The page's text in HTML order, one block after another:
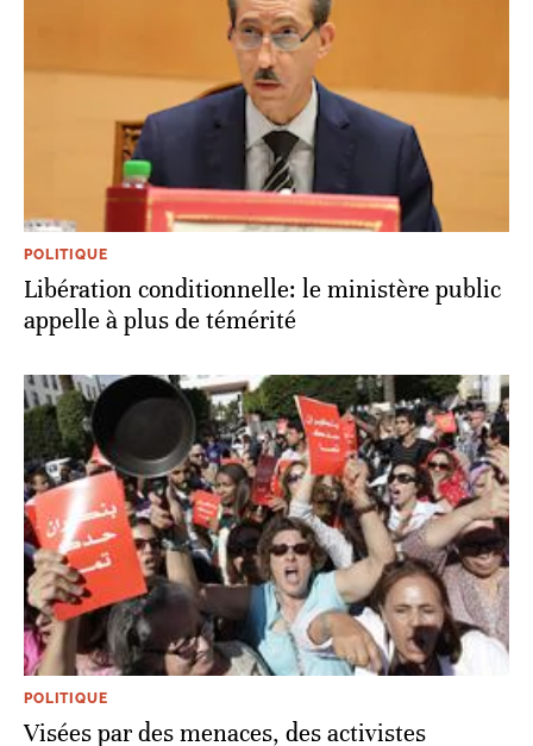
POLITIQUE
Libération conditionnelle: le ministère public
appelle à plus de témérité
POLITIQUE
Visées par des menaces, des activistes